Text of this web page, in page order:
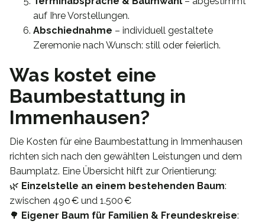
auf Ihre Vorstellungen.
Abschiednahme – individuell gestaltete
Zeremonie nach Wunsch: still oder feierlich.
Was kostet eine
Baumbestattung in
Immenhausen?
Die Kosten für eine Baumbestattung in Immenhausen
richten sich nach den gewählten Leistungen und dem
Baumplatz. Eine Übersicht hilft zur Orientierung:
🌿 Einzelstelle an einem bestehenden Baum:
zwischen 490 € und 1.500 €
🌳 Eigener Baum für Familien & Freundeskreise: